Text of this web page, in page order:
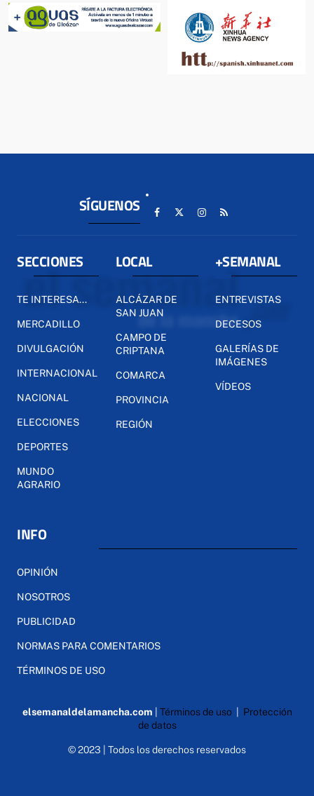
SÍGUENOS
SECCIONES
TE INTERESA...
MERCADILLO
DIVULGACIÓN
INTERNACIONAL
NACIONAL
ELECCIONES
DEPORTES
MUNDO
AGRARIO
LOCAL
ALCÁZAR DE
SAN JUAN
CAMPO DE
CRIPTANA
COMARCA
PROVINCIA
REGIÓN
+SEMANAL
ENTREVISTAS
DECESOS
GALERÍAS DE
IMÁGENES
VÍDEOS
INFO
OPINIÓN
NOSOTROS
PUBLICIDAD
NORMAS PARA COMENTARIOS
TÉRMINOS DE USO
elsemanaldelamancha.com Términos de uso| Protección
de datos
© 2023 | Todos los derechos reservados